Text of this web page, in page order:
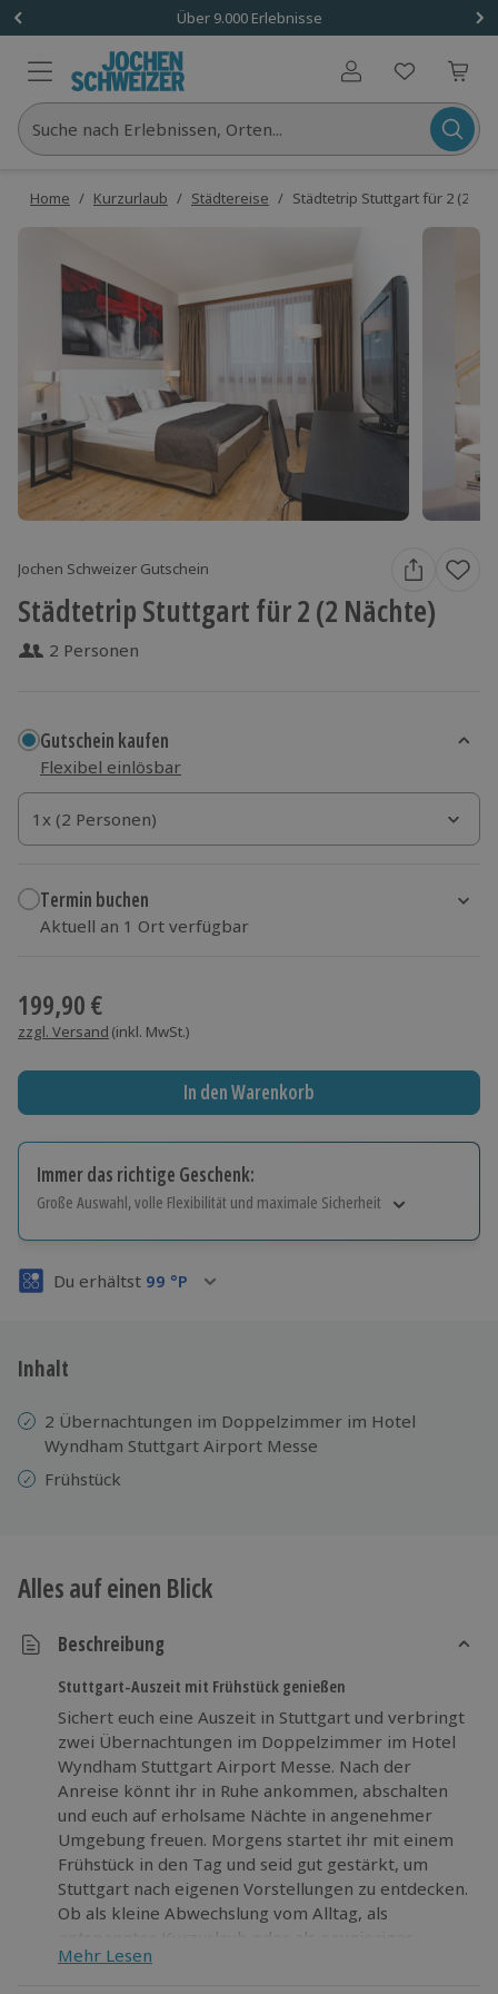
Über 9.000 Erlebnisse
Benutzerkonto
Suche nach Erlebnissen, Orten...
Home / Kurzurlaub / Städtereise / Städtetrip Stuttgart für 2 (2
Jochen Schweizer Gutschein
Städtetrip Stuttgart für 2 (2 Nächte)
2 Personen
Gutschein kaufen
Flexibel einlösbar
1x (2 Personen)
1x (2 Personen)
1x (2 Personen)
Termin buchen
Aktuell an 1 Ort verfügbar
199,90 €
zzgl. Versand (inkl. MwSt.)
In den Warenkorb
Immer das richtige Geschenk:
Große Auswahl, volle Flexibilität und maximale Sicherheit
Volle Flexibilität
3 Jahre gültig & verlängerbar.
Du erhältst 99 °P
Inhalt
2 Übernachtungen im Doppelzimmer im Hotel
Wyndham Stuttgart Airport Messe
Frühstück
Alles auf einen Blick
Beschreibung
Stuttgart-Auszeit mit Frühstück genießen
Sichert euch eine Auszeit in Stuttgart und verbringt
zwei Übernachtungen im Doppelzimmer im Hotel
Wyndham Stuttgart Airport Messe. Nach der
Anreise könnt ihr in Ruhe ankommen, abschalten
und euch auf erholsame Nächte in angenehmer
Umgebung freuen. Morgens startet ihr mit einem
Frühstück in den Tag und seid gut gestärkt, um
Stuttgart nach eigenen Vorstellungen zu entdecken.
Ob als kleine Abwechslung vom Alltag, als
entspannter Kurzurlaub oder als neugieriges
Wochenende in der Stadt – dieser Städtetrip
Mehr Lesen